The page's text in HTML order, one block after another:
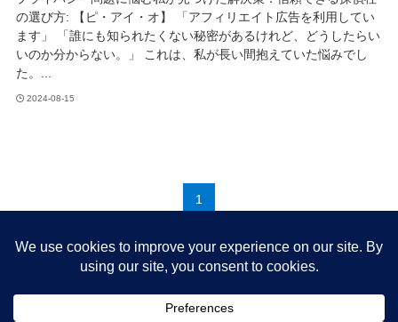
の選び方: 【ピ・アイ・オ】 「アフィリエイト広告を利用してい
ます」 「誰にも知られたくない秘密があるけれど、どうしたらい
いのか分からない。」 これは、私が長い間抱えていた悩みでし
た。...
2024-08-15
1